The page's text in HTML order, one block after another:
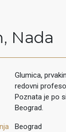
, Nada
Glumica,
redovni
Poznata je po
Beograd.
Beograd